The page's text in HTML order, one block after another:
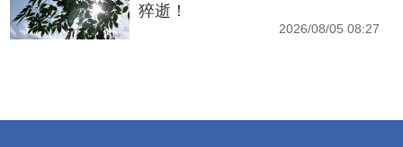
猝逝！
2026/08/05 08:27